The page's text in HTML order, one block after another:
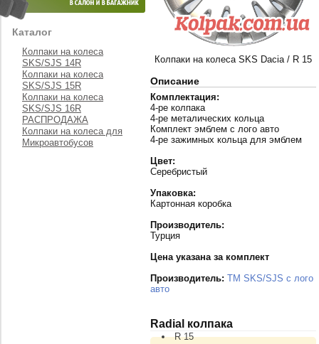
Каталог
Колпаки на колеса
SKS/SJS 14R
Колпаки на колеса
SKS/SJS 15R
Колпаки на колеса
SKS/SJS 16R
РАСПРОДАЖА
Колпаки на колеса для
Микроавтобусов
Колпаки на колеса SKS Dacia / R 15
Описание
Комплектация:
4-ре колпака
4-ре металических кольца
Комплект эмблем с лого авто
4-ре зажимных кольца для эмблем
Цвет:
Серебристый
Упаковка:
Картонная коробка
Производитель:
Турция
Цена указана за комплект
Производитель: TM SKS/SJS с лого
авто
Radial колпака
R 15